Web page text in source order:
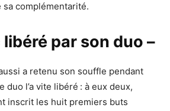
complémentarité.
libéré par son duo –
a retenu son souffle pendant
duo l’a vite libéré : à eux deux,
inscrit les huit premiers buts